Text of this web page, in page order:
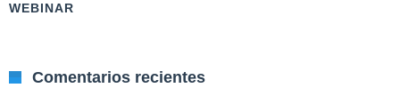
WEBINAR
Comentarios recientes